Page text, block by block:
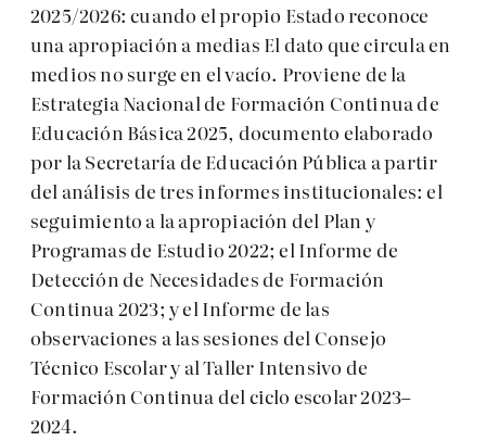
2025/2026: cuando el propio Estado reconoce
una apropiación a medias El dato que circula en
medios no surge en el vacío. Proviene de la
Estrategia Nacional de Formación Continua de
Educación Básica 2025, documento elaborado
por la Secretaría de Educación Pública a partir
del análisis de tres informes institucionales: el
seguimiento a la apropiación del Plan y
Programas de Estudio 2022; el Informe de
Detección de Necesidades de Formación
Continua 2023; y el Informe de las
observaciones a las sesiones del Consejo
Técnico Escolar y al Taller Intensivo de
Formación Continua del ciclo escolar 2023–
2024.